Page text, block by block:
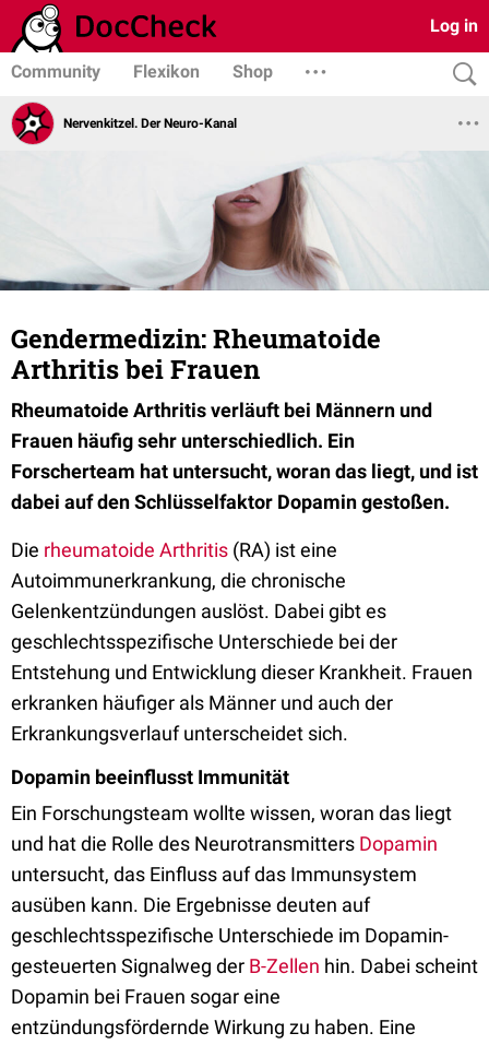
Log in
Community Flexikon Shop
Nervenkitzel. Der Neuro-Kanal
Gendermedizin: Rheumatoide
Arthritis bei Frauen
Rheumatoide Arthritis verläuft bei Männern und
Frauen häufig sehr unterschiedlich. Ein
Forscherteam hat untersucht, woran das liegt, und ist
dabei auf den Schlüsselfaktor Dopamin gestoßen.
Die rheumatoide Arthritis (RA) ist eine
Autoimmunerkrankung, die chronische
Gelenkentzündungen auslöst. Dabei gibt es
geschlechtsspezifische Unterschiede bei der
Entstehung und Entwicklung dieser Krankheit. Frauen
erkranken häufiger als Männer und auch der
Erkrankungsverlauf unterscheidet sich.
Dopamin beeinflusst Immunität
Ein Forschungsteam wollte wissen, woran das liegt
und hat die Rolle des Neurotransmitters Dopamin
untersucht, das Einfluss auf das Immunsystem
ausüben kann. Die Ergebnisse deuten auf
geschlechtsspezifische Unterschiede im Dopamin-
gesteuerten Signalweg der B-Zellen hin. Dabei scheint
Dopamin bei Frauen sogar eine
entzündungsfördernde Wirkung zu haben. Eine